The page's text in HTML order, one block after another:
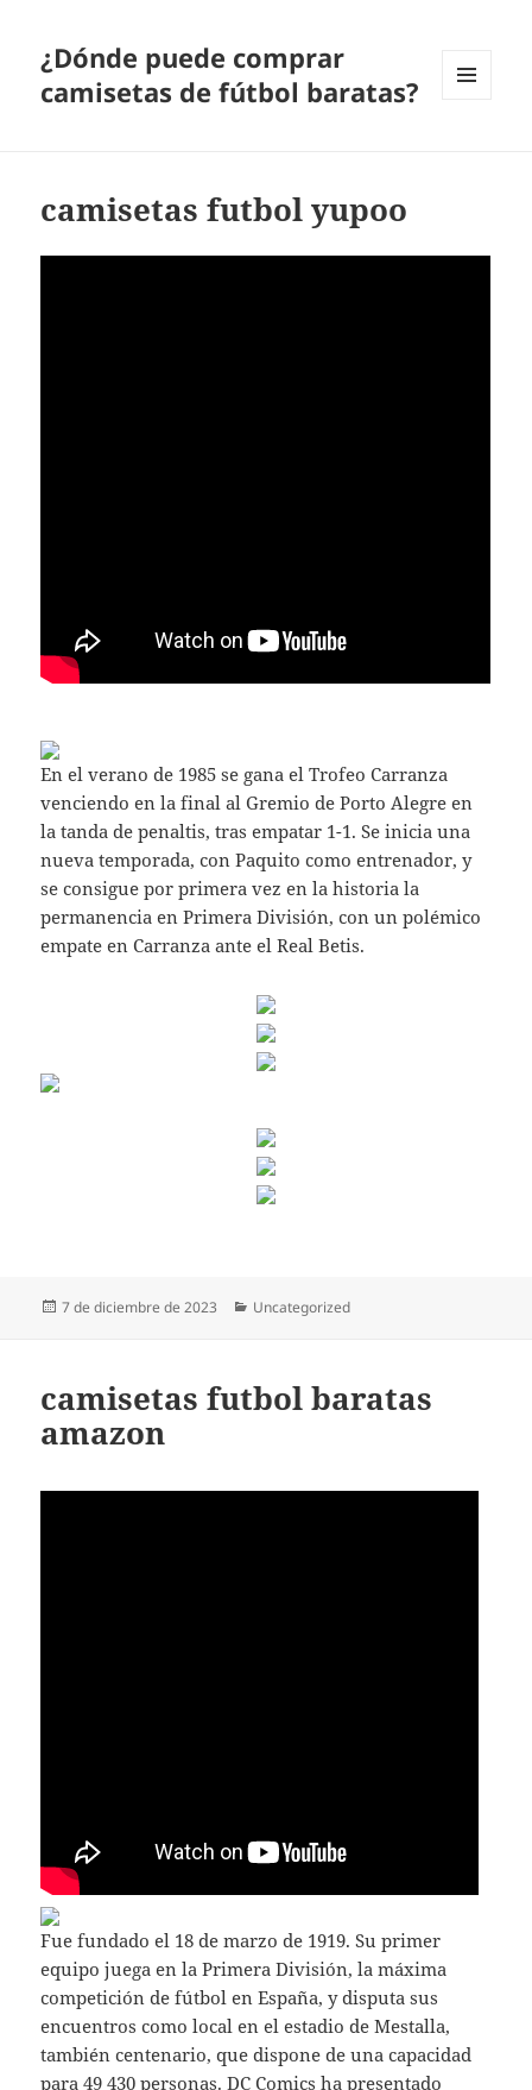
¿Dónde puede comprar
camisetas de fútbol baratas?
camisetas futbol yupoo
En el verano de 1985 se gana el Trofeo Carranza
venciendo en la final al Gremio de Porto Alegre en
la tanda de penaltis, tras empatar 1-1. Se inicia una
nueva temporada, con Paquito como entrenador, y
se consigue por primera vez en la historia la
permanencia en Primera División, con un polémico
empate en Carranza ante el Real Betis.
Publicado
7 de diciembre de 2023 Categorías
Uncategorized
camisetas futbol baratas
amazon
Fue fundado el 18 de marzo de 1919. Su primer
equipo juega en la Primera División, la máxima
competición de fútbol en España, y disputa sus
encuentros como local en el estadio de Mestalla,
también centenario, que dispone de una capacidad
para 49 430 personas. DC Comics ha presentado